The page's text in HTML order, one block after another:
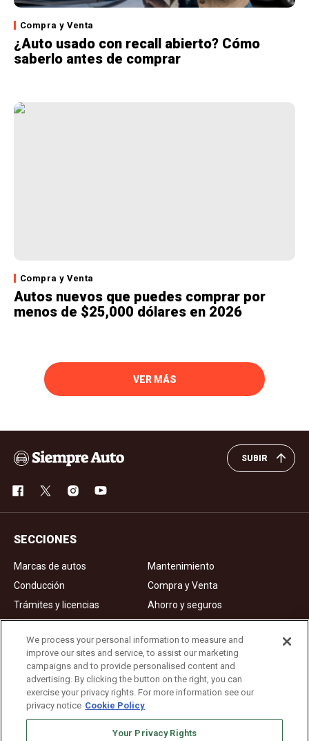
Compra y Venta
¿Auto usado con recall abierto? Cómo
saberlo antes de comprar
Compra y Venta
Autos nuevos que puedes comprar por
menos de $25,000 dólares en 2026
VER MÁS
SUBIR
SECCIONES
Marcas de autos
Mantenimiento
Conducción
Compra y Venta
Trámites y licencias
Ahorro y seguros
Noticias
Videos de autos
Ad Choices
About Us
Editorial Guidelines
We process your personal information to measure and
improve our sites and service, to assist our marketing
campaigns and to provide personalised content and
advertising. By clicking the button on the right, you can
exercise your privacy rights. For more information see our
privacy notice Cookie Policy
Your Privacy Rights